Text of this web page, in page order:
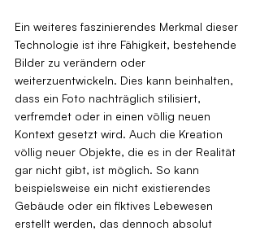
Ein weiteres faszinierendes Merkmal dieser
Technologie ist ihre Fähigkeit, bestehende
Bilder zu verändern oder
weiterzuentwickeln. Dies kann beinhalten,
dass ein Foto nachträglich stilisiert,
verfremdet oder in einen völlig neuen
Kontext gesetzt wird. Auch die Kreation
völlig neuer Objekte, die es in der Realität
gar nicht gibt, ist möglich. So kann
beispielsweise ein nicht existierendes
Gebäude oder ein fiktives Lebewesen
erstellt werden, das dennoch absolut